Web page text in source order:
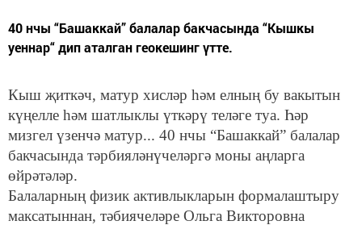
40 нчы “Башаккай” балалар бакчасында “Кышкы
уеннар“ дип аталган геокешинг үтте.
Кыш җиткәч, матур хисләр һәм елның бу вакытын
күңелле һәм шатлыклы үткәрү теләге туа. Һәр
мизгел үзенчә матур... 40 нчы “Башаккай” балалар
бакчасында тәрбияләнүчеләргә моны аңларга
өйрәтәләр.
Балаларның физик активлыкларын формалаштыру
максатыннан, тәбиячеләре Ольга Викторовна